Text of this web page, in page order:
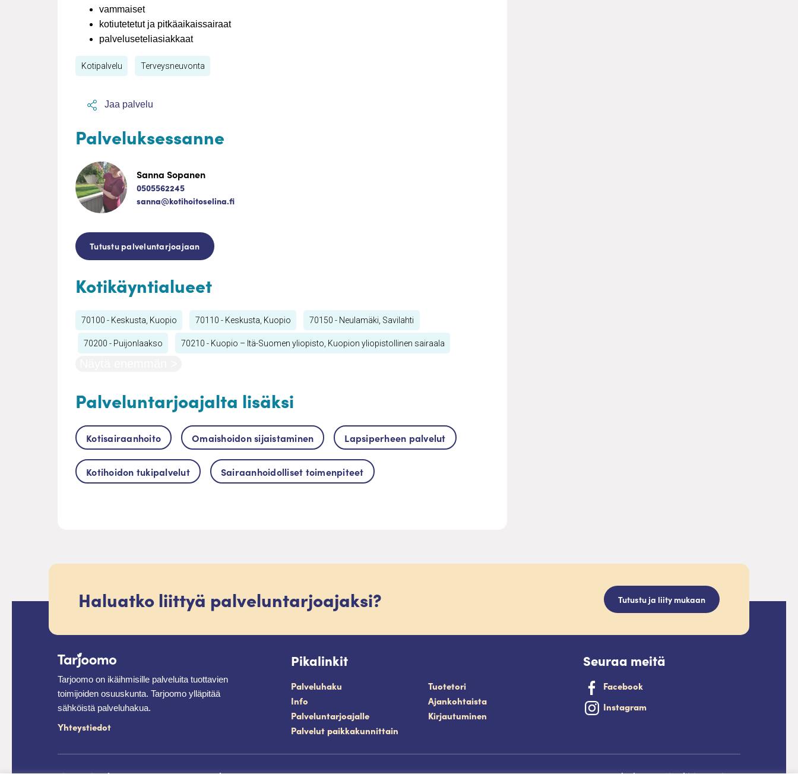
vammaiset
kotiutetetut ja pitkäaikaissairaat
palveluseteliasiakkaat
Kotipalvelu Terveysneuvonta
Jaa palvelu
Palveluksessanne
Sanna Sopanen
0505562245
sanna@kotihoitoselina.fi
Tutustu palveluntarjoajaan
Kotikäyntialueet
70100 - Keskusta, Kuopio 70110 - Keskusta, Kuopio 70150 - Neulamäki, Savilahti
70200 - Puijonlaakso 70210 - Kuopio – Itä-Suomen yliopisto, Kuopion yliopistollinen sairaala
Palveluntarjoajalta lisäksi
Kotisairaanhoito Omaishoidon sijaistaminen Lapsiperheen palvelut
Kotihoidon tukipalvelut Sairaanhoidolliset toimenpiteet
Haluatko liittyä palveluntarjoajaksi? Tutustu ja liity mukaan
Tarjoomo on ikäihmisille palveluita tuottavien
toimijoiden osuuskunta. Tarjoomo ylläpitää
sähköistä palveluhakua.
Yhteystiedot
Pikalinkit
Palveluhaku
Tuotetori
Info
Ajankohtaista
Palveluntarjoajalle
Kirjautuminen
Palvelut paikkakunnittain
Seuraa meitä
Facebook
Instagram